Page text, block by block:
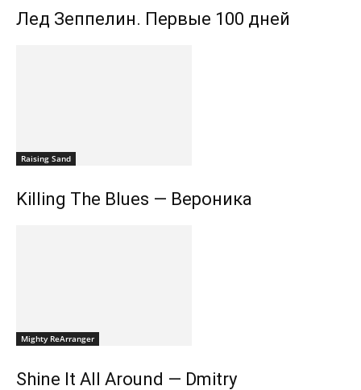
Лед Зеппелин. Первые 100 дней
Raising Sand
Killing The Blues — Вероника
Mighty ReArranger
Shine It All Around — Dmitry